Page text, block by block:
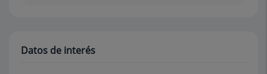
Datos de interés